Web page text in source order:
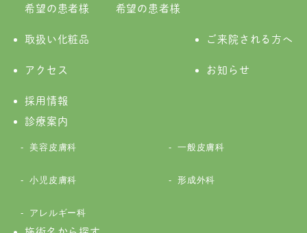
希望の患者様
希望の患者様
取扱い化粧品 ご来院される方へ
アクセス お知らせ
採用情報
診療案内
美容皮膚科 一般皮膚科
小児皮膚科 形成外科
アレルギー科